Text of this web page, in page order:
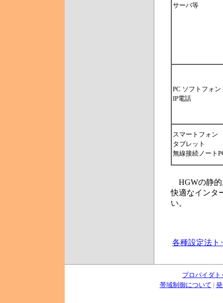
サーバ等
PC ソフトフォン
IP電話
スマートフォン
タブレット
無線接続ノート
HGWの静的
快適なインタ
い。
各種設定法ト
プロバイダト
帯域制御について